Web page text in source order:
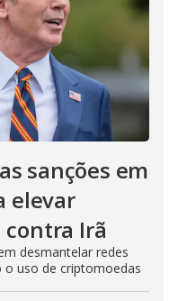
sanções em
elevar
contra Irã
desmantelar redes
o uso de criptomoedas